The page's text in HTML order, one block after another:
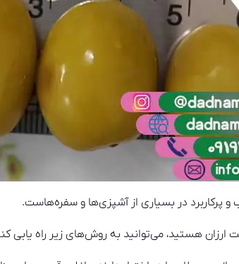
پرکاربرد در بسیاری از آشپزی‌ها و سفره‌هاست.
ارزان هستید، می‌توانید به روش‌های زیر راه یابی